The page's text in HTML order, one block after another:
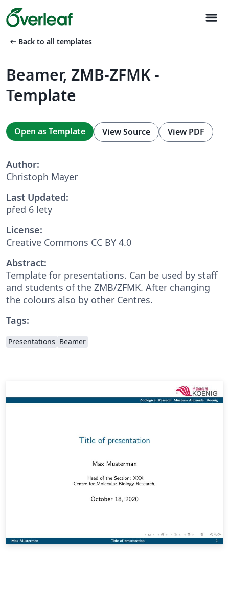
menu
arrow_left_alt Back to all templates
Beamer, ZMB-ZFMK -
Template
Open as Template View Source View PDF
Author:
Christoph Mayer
Last Updated:
před 6 lety
License:
Creative Commons CC BY 4.0
Abstract:
Template for presentations. Can be used by staff
and students of the ZMB/ZFMK. After changing
the colours also by other Centres.
Tags:
Presentations Beamer